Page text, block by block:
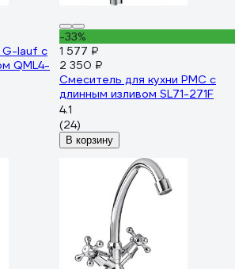
G-lauf с
QML4-
-33%
1 577 ₽
2 350 ₽
Смеситель для кухни РМС с
длинным изливом SL71-271F
4.1
(24)
В корзину